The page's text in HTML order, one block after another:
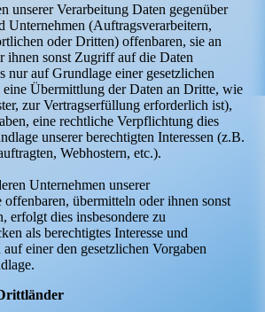
unserer Verarbeitung Daten gegenüber
Unternehmen (Auftragsverarbeitern,
oder Dritten) offenbaren, sie an
ihnen sonst Zugriff auf die Daten
nur auf Grundlage einer gesetzlichen
Übermittlung der Daten an Dritte, wie
zur Vertragserfüllung erforderlich ist),
eine rechtliche Verpflichtung dies
unserer berechtigten Interessen (z.B.
Webhostern, etc.).
Unternehmen unserer
offenbaren, übermitteln oder ihnen sonst
erfolgt dies insbesondere zu
als berechtigtes Interesse und
einer den gesetzlichen Vorgaben